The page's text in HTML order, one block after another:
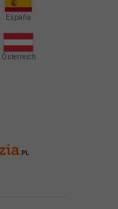
España
Österreich